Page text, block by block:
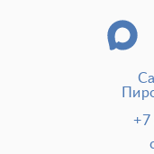
+7